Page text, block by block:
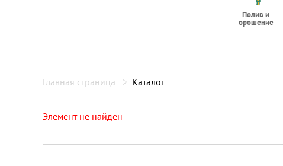
Полив и
орошение
Главная страница Каталог
Элемент не найден